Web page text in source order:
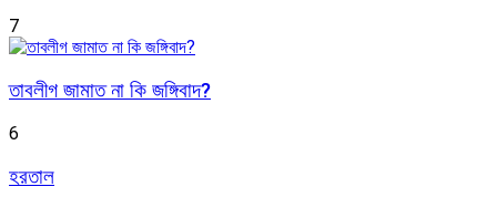
7
তাবলীগ জামাত না কি জঙ্গিবাদ?
6
হরতাল